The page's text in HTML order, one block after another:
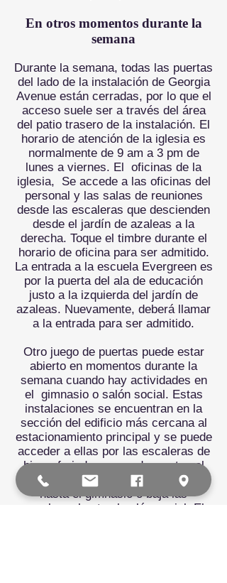
En otros momentos durante la
semana
Durante la semana, todas las puertas
del lado de la instalación de Georgia
Avenue están cerradas, por lo que el
acceso suele ser a través del área
del patio trasero de la instalación. El
horario de atención de la iglesia es
normalmente de 9 am a 3 pm de
lunes a viernes. El oficinas de la
iglesia,
Se accede a las oficinas del
personal y las salas de reuniones
desde las escaleras que descienden
desde el jardín de azaleas a la
derecha. Toque el timbre durante el
horario de oficina para ser admitido.
La entrada a la escuela Evergreen es
por la puerta del ala de educación
justo a la izquierda del jardín de
azaleas. Nuevamente, deberá llamar
a la entrada para ser admitido.
Otro juego de puertas puede estar
abierto en momentos durante la
semana cuando hay actividades en
el gimnasio o salón social. Estas
instalaciones se encuentran en la
sección del edificio más cercana al
estacionamiento principal y se puede
acceder a ellas por las escaleras de
hierro forjado negro adyacentes al
estacionamiento. Sube las escaleras
hasta el gimnasio o baja las
escaleras hasta el salón social. El